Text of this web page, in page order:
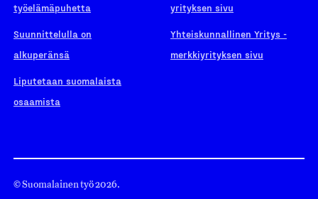
työelämäpuhetta
Suunnittelulla on
alkuperänsä
Liputetaan suomalaista
osaamista
yrityksen sivu
Yhteiskunnallinen Yritys -
merkkiyrityksen sivu
© Suomalainen työ 2026.